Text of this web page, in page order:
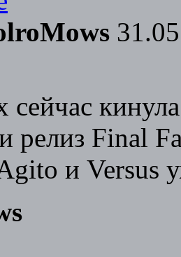
сейчас
релиз Final
и Versus